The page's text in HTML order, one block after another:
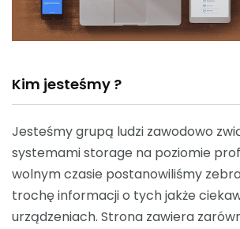
Kim jesteśmy ?
Jesteśmy grupą ludzi zawodowo
systemami storage na poziomie
wolnym czasie postanowiliśmy
trochę informacji o tych jakże
urządzeniach. Strona zawiera